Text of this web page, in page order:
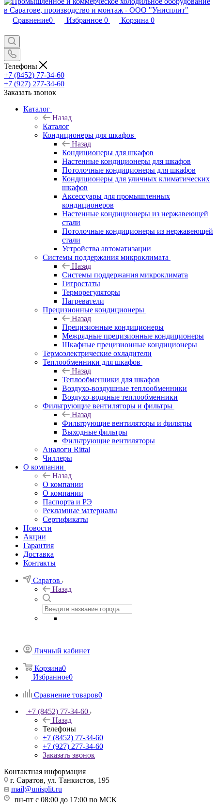
Сравнение0 Избранное 0 Корзина 0
Телефоны
+7 (8452) 77-34-60
+7 (927) 277-34-60
Заказать звонок
Каталог
Назад
Каталог
Кондиционеры для шкафов
Назад
Кондиционеры для шкафов
Настенные кондиционеры для шкафов
Потолочные кондиционеры для шкафов
Кондиционеры для уличных климатических
шкафов
Аксессуары для промышленных
кондиционеров
Настенные кондиционеры из нержавеющей
стали
Потолочные кондиционеры из нержавеющей
стали
Устройства автоматизации
Системы поддержания микроклимата
Назад
Системы поддержания микроклимата
Гигростаты
Терморегуляторы
Нагреватели
Прецизионные кондиционеры
Назад
Прецизионные кондиционеры
Mежрядные прецизионные кондиционеры
Шкафные прецизионные кондиционеры
Термоэлектрические охладители
Теплообменники для шкафов
Назад
Теплообменники для шкафов
Воздухо-воздушные теплообменники
Воздухо-водяные теплообменники
Фильтрующие вентиляторы и фильтры
Назад
Фильтрующие вентиляторы и фильтры
Выходные фильтры
Фильтрующие вентиляторы
Аналоги Rittal
Чиллеры
О компании
Назад
О компании
О компании
Паспорта и РЭ
Рекламные материалы
Сертификаты
Новости
Акции
Гарантия
Доставка
Контакты
Саратов
Назад
Личный кабинет
Корзина0
Избранное0
Сравнение товаров0
+7 (8452) 77-34-60
Назад
Телефоны
+7 (8452) 77-34-60
+7 (927) 277-34-60
Заказать звонок
Контактная информация
г. Саратов, ул. Танкистов, 195
mail@unisplit.ru
пн-пт с 08:00 до 17:00 по МСК